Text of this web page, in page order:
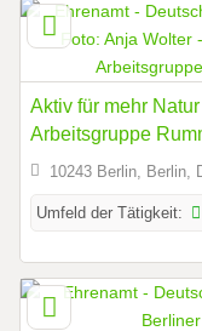
Aktiv für mehr
Arbeitsgruppe
10243 Berlin, Berlin,
Umfeld der Tätigkeit: